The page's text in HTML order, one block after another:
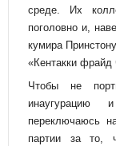
среде. Их
поголовно и,
кумира
«Кентакки
Чтобы не
переключаюсь
партии за то,